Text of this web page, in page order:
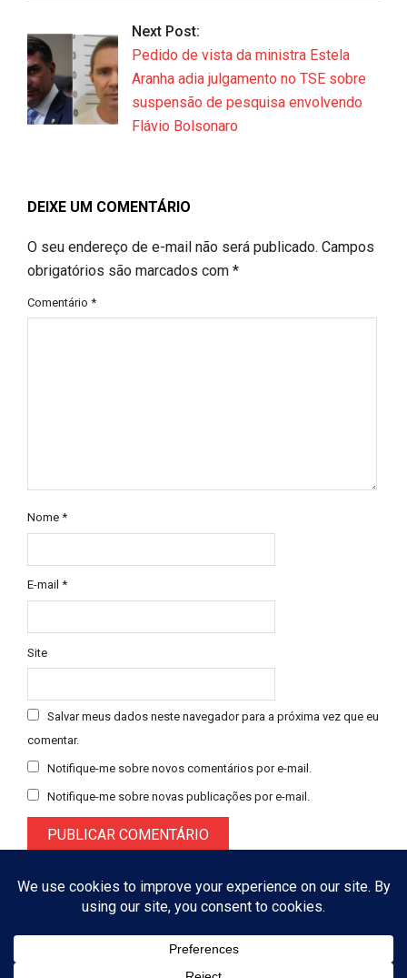
Next Post:
Pedido de vista da ministra Estela
Aranha adia julgamento no TSE sobre
suspensão de pesquisa envolvendo
Flávio Bolsonaro
DEIXE UM COMENTÁRIO
O seu endereço de e-mail não será publicado. Campos
obrigatórios são marcados com *
Comentário *
Nome *
E-mail *
Site
Salvar meus dados neste navegador para a próxima vez que eu
comentar.
Notifique-me sobre novos comentários por e-mail.
Notifique-me sobre novas publicações por e-mail.